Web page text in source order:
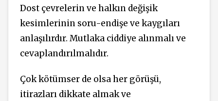
Dost çevrelerin ve halkın değişik
kesimlerinin soru-endişe ve kaygıları
anlaşılırdır. Mutlaka ciddiye alınmalı ve
cevaplandırılmalıdır.
Çok kötümser de olsa her görüşü,
itirazları dikkate almak ve